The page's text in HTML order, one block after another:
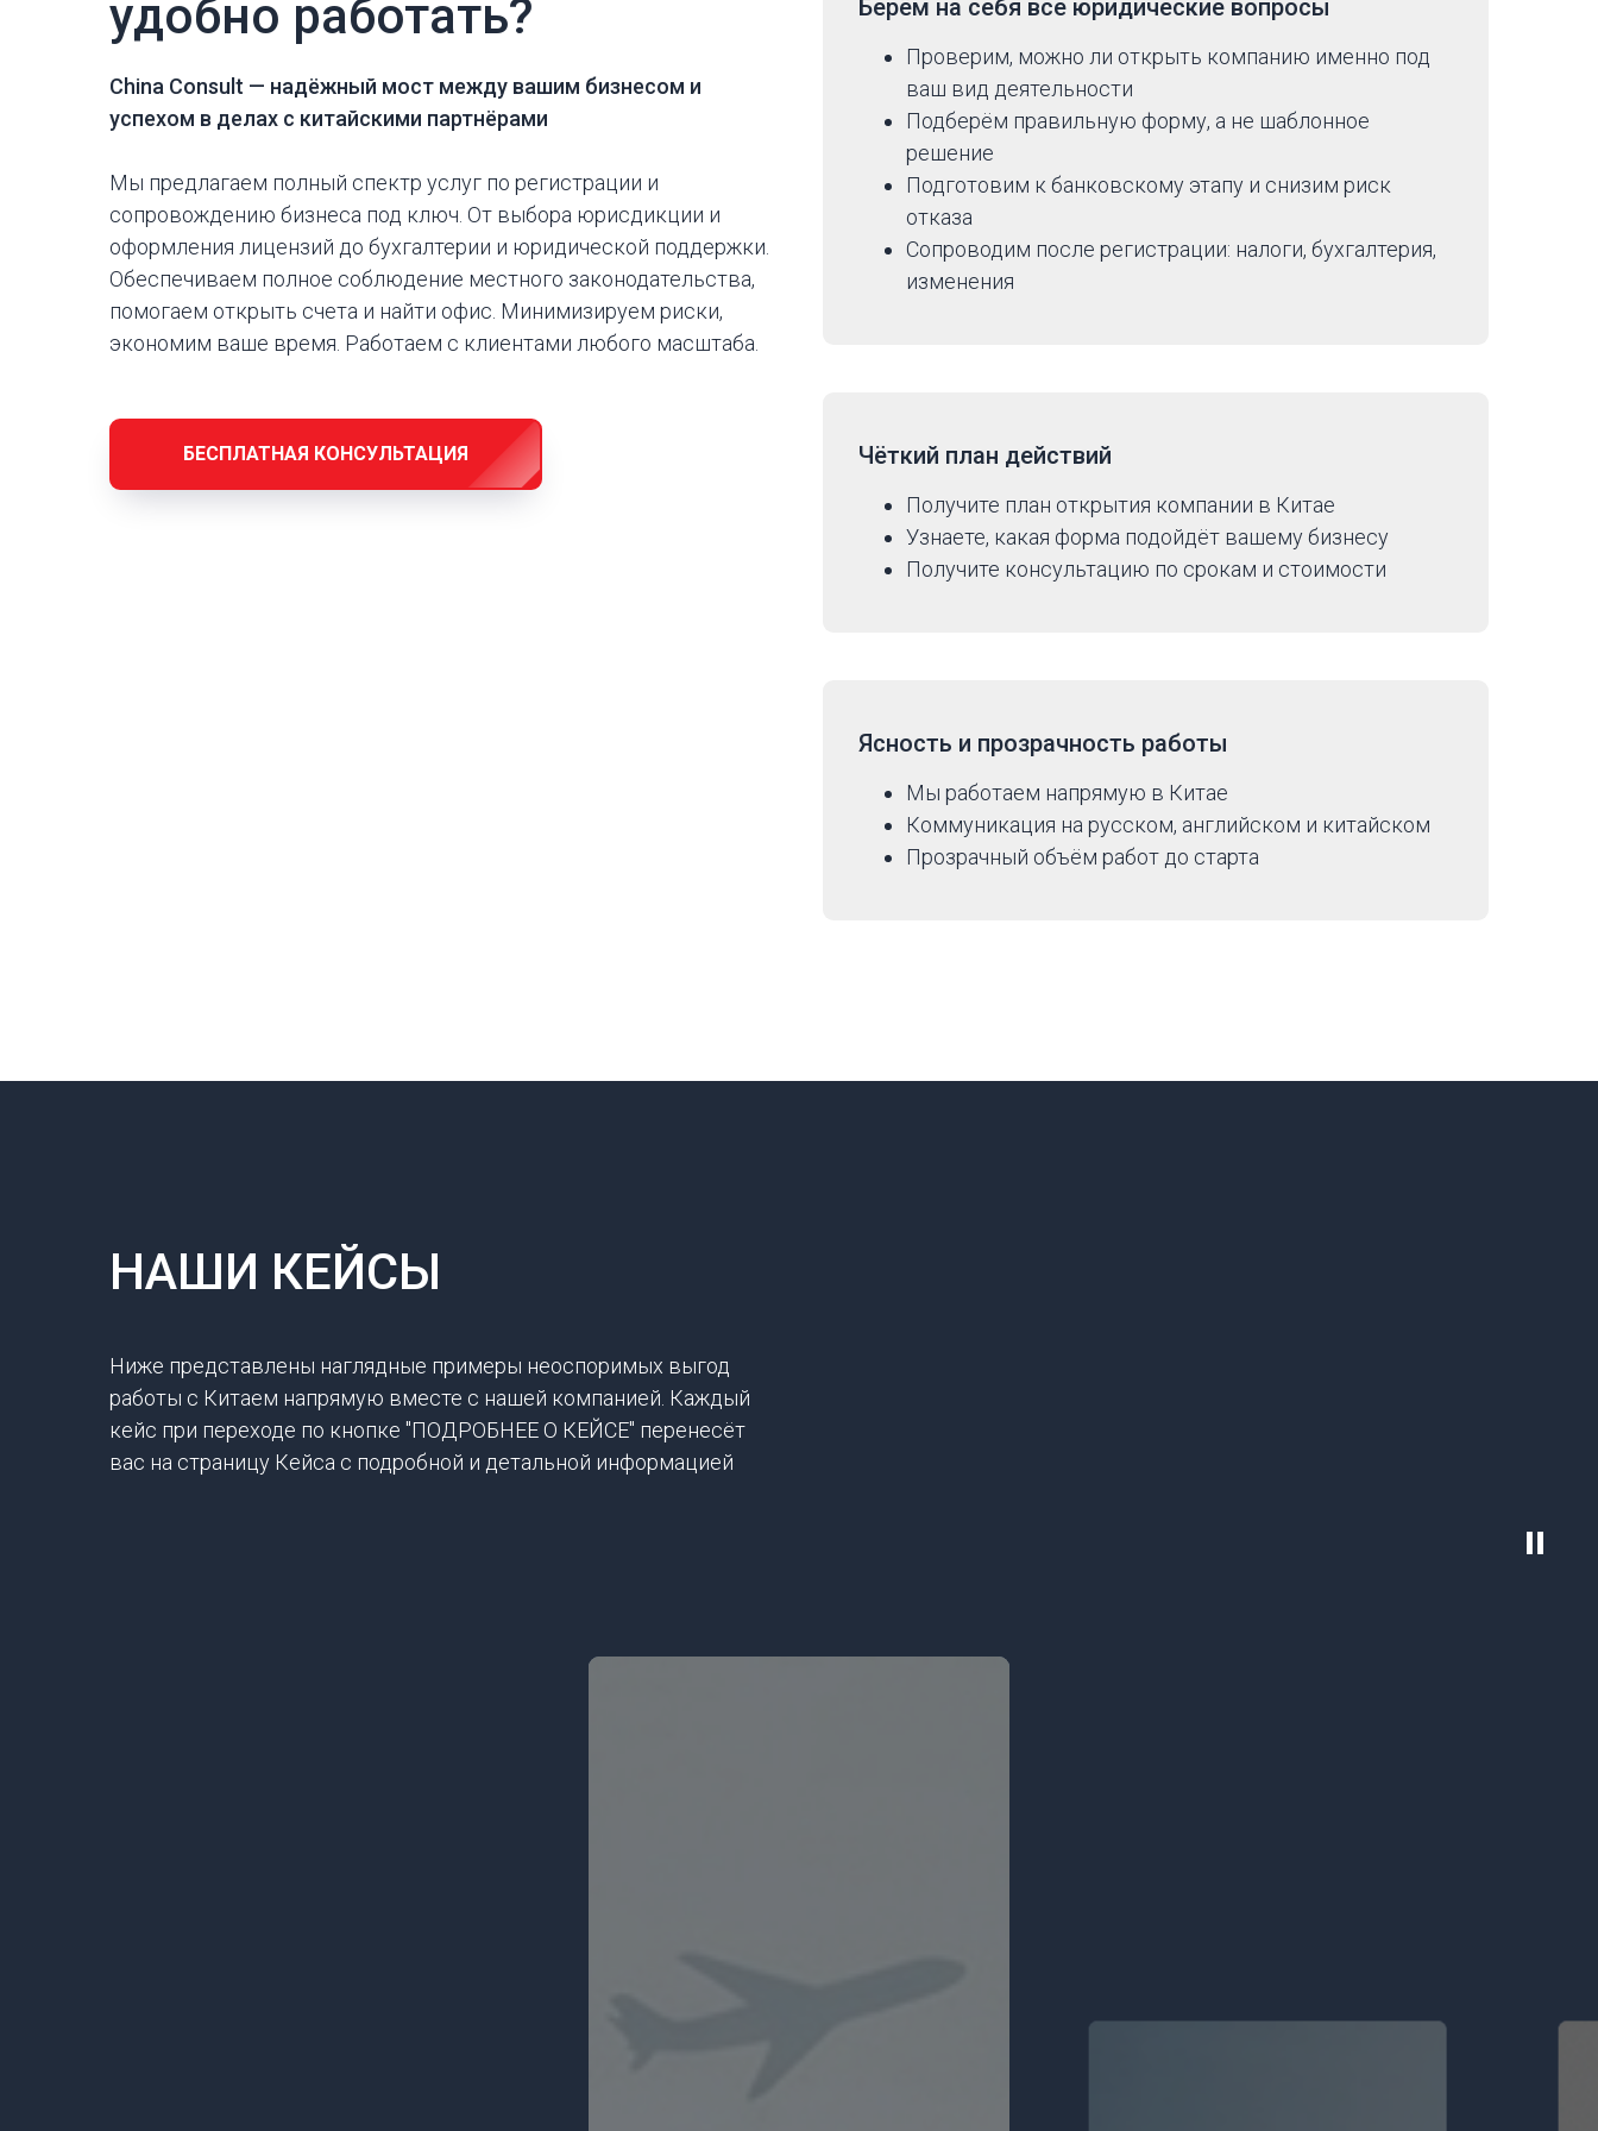
удобно работать?
China Consult — надёжный мост между вашим бизнесом и
успехом в делах с китайскими партнёрами
Мы предлагаем полный спектр услуг по регистрации и
сопровождению бизнеса под ключ. От выбора юрисдикции и
оформления лицензий до бухгалтерии и юридической поддержки.
Обеспечиваем полное соблюдение местного законодательства,
помогаем открыть счета и найти офис. Минимизируем риски,
экономим ваше время. Работаем с клиентами любого масштаба.
БЕСПЛАТНАЯ КОНСУЛЬТАЦИЯ
Берём на себя все юридические вопросы
Проверим, можно ли открыть компанию именно под
ваш вид деятельности
Подберём правильную форму, а не шаблонное
решение
Подготовим к банковскому этапу и снизим риск
отказа
Сопроводим после регистрации: налоги, бухгалтерия,
изменения
Чёткий план действий
Получите план открытия компании в Китае
Узнаете, какая форма подойдёт вашему бизнесу
Получите консультацию по срокам и стоимости
Ясность и прозрачность работы
Мы работаем напрямую в Китае
Коммуникация на русском, английском и китайском
Прозрачный объём работ до старта
НАШИ КЕЙСЫ
Ниже представлены наглядные примеры неоспоримых выгод
работы с Китаем напрямую вместе с нашей компанией. Каждый
кейс при переходе по кнопке "ПОДРОБНЕЕ О КЕЙСЕ" перенесёт
вас на страницу Кейса с подробной и детальной информацией